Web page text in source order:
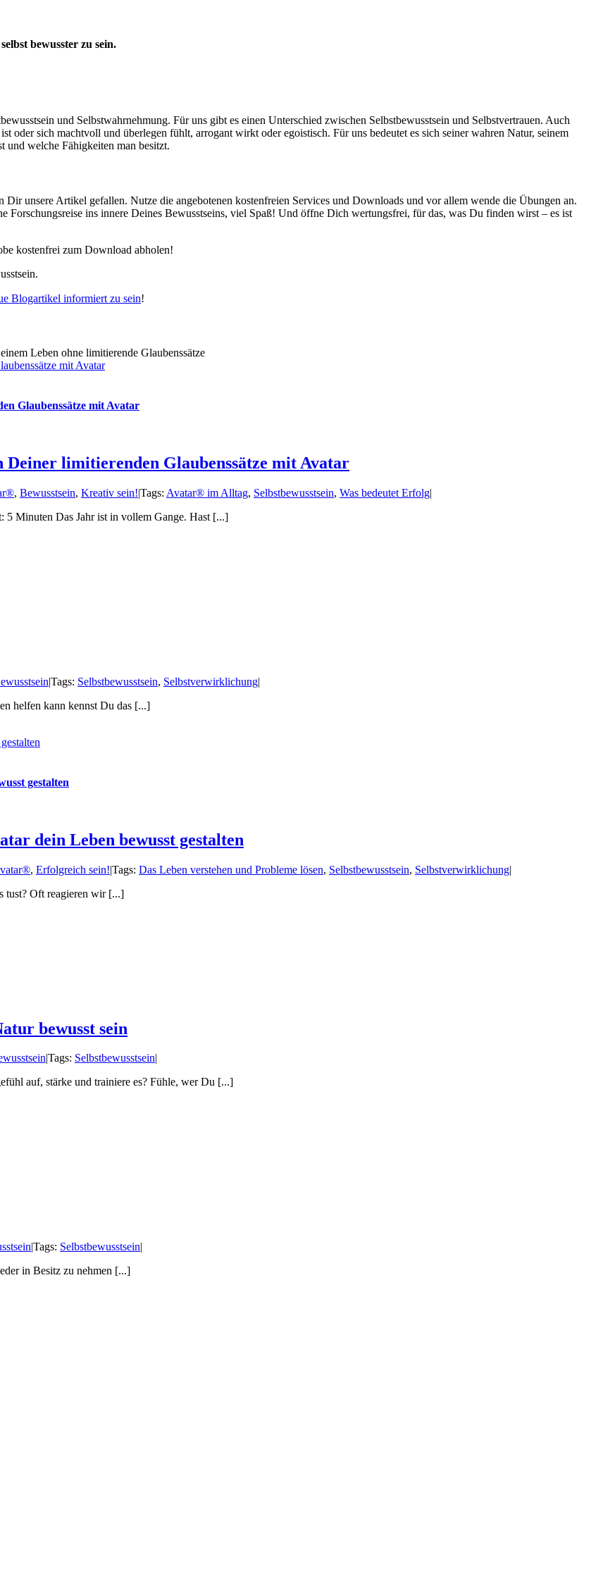
bewusster zu sein.
und Selbstwahrnehmung. Für uns gibt es einen Unterschied zwischen Selbstbewusstsein und Selbstvertrauen. Auch
oder sich machtvoll und überlegen fühlt, arrogant wirkt oder egoistisch. Für uns bedeutet es sich seiner wahren Natur, seinem
und welche Fähigkeiten man besitzt.
unsere Artikel gefallen. Nutze die angebotenen kostenfreien Services und Downloads und vor allem wende die Übungen an.
Forschungsreise ins innere Deines Bewusstseins, viel Spaß! Und öffne Dich wertungsfrei, für das, was Du finden wirst – es ist
kostenfrei zum Download abholen!
Blogartikel informiert zu sein!
mit Avatar
Glaubenssätze mit Avatar
Deiner limitierenden Glaubenssätze mit Avatar
, Bewusstsein, Kreativ sein!|Tags: Avatar® im Alltag, Selbstbewusstsein, Was bedeutet Erfolg|
5 Minuten Das Jahr ist in vollem Gange. Hast [...]
|Tags: Selbstbewusstsein, Selbstverwirklichung|
helfen kann kennst Du das [...]
gestalten
dein Leben bewusst gestalten
, Erfolgreich sein!|Tags: Das Leben verstehen und Probleme lösen, Selbstbewusstsein, Selbstverwirklichung|
tust? Oft reagieren wir [...]
bewusst sein
|Tags: Selbstbewusstsein|
auf, stärke und trainiere es? Fühle, wer Du [...]
|Tags: Selbstbewusstsein|
in Besitz zu nehmen [...]